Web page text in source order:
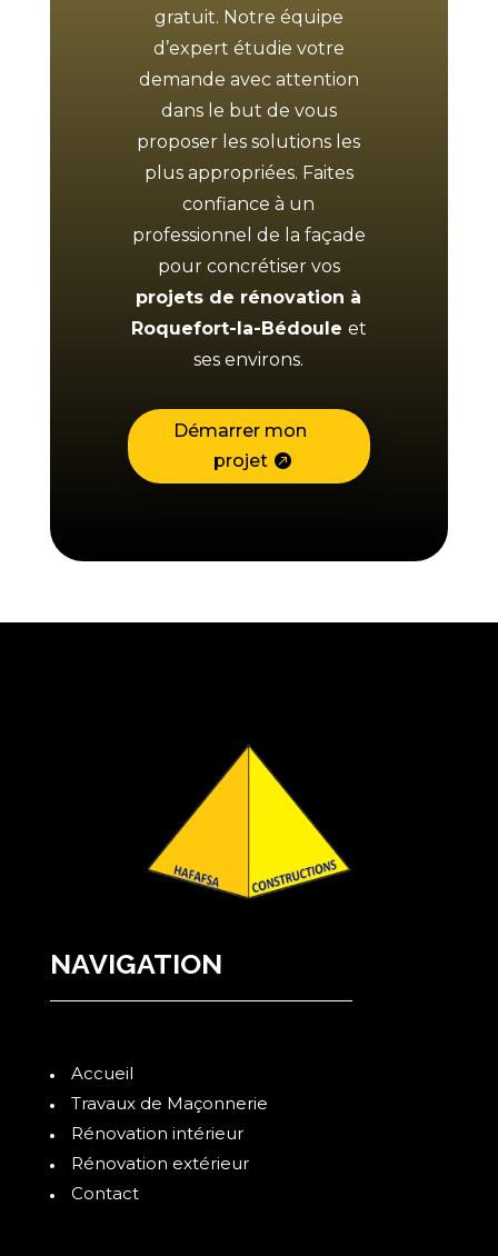
gratuit. Notre équipe
d’expert étudie votre
demande avec attention
dans le but de vous
proposer les solutions les
plus appropriées. Faites
confiance à un
professionnel de la façade
pour concrétiser vos
projets de rénovation à
Roquefort-la-Bédoule et
ses environs.
Démarrer mon
projet
NAVIGATION
Accueil
Travaux de Maçonnerie
Rénovation intérieur
Rénovation extérieur
Contact